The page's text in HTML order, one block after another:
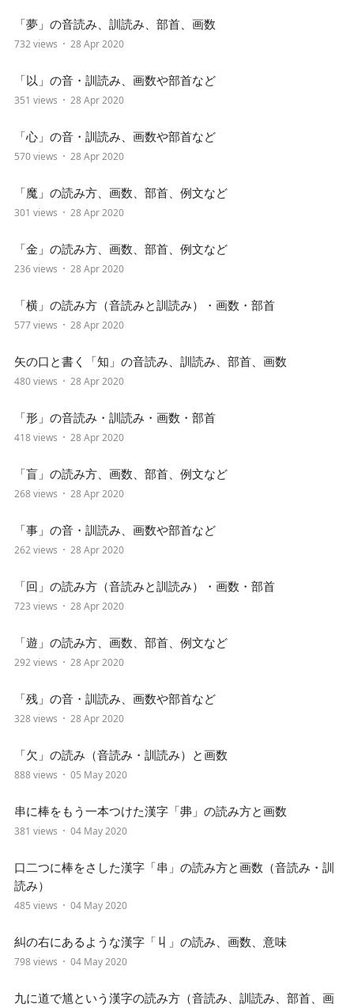
「夢」の音読み、訓読み、部首、画数
732 views 28 Apr 2020
「以」の音・訓読み、画数や部首など
351 views 28 Apr 2020
「心」の音・訓読み、画数や部首など
570 views 28 Apr 2020
「魔」の読み方、画数、部首、例文など
301 views 28 Apr 2020
「金」の読み方、画数、部首、例文など
236 views 28 Apr 2020
「横」の読み方（音読みと訓読み）・画数・部首
577 views 28 Apr 2020
矢の口と書く「知」の音読み、訓読み、部首、画数
480 views 28 Apr 2020
「形」の音読み・訓読み・画数・部首
418 views 28 Apr 2020
「盲」の読み方、画数、部首、例文など
268 views 28 Apr 2020
「事」の音・訓読み、画数や部首など
262 views 28 Apr 2020
「回」の読み方（音読みと訓読み）・画数・部首
723 views 28 Apr 2020
「遊」の読み方、画数、部首、例文など
292 views 28 Apr 2020
「残」の音・訓読み、画数や部首など
328 views 28 Apr 2020
「欠」の読み（音読み・訓読み）と画数
888 views 05 May 2020
串に棒をもう一本つけた漢字「丳」の読み方と画数
381 views 04 May 2020
口二つに棒をさした漢字「串」の読み方と画数（音読み・訓
読み）
485 views 04 May 2020
糾の右にあるような漢字「丩」の読み、画数、意味
798 views 04 May 2020
九に道で馗という漢字の読み方（音読み、訓読み、部首、画